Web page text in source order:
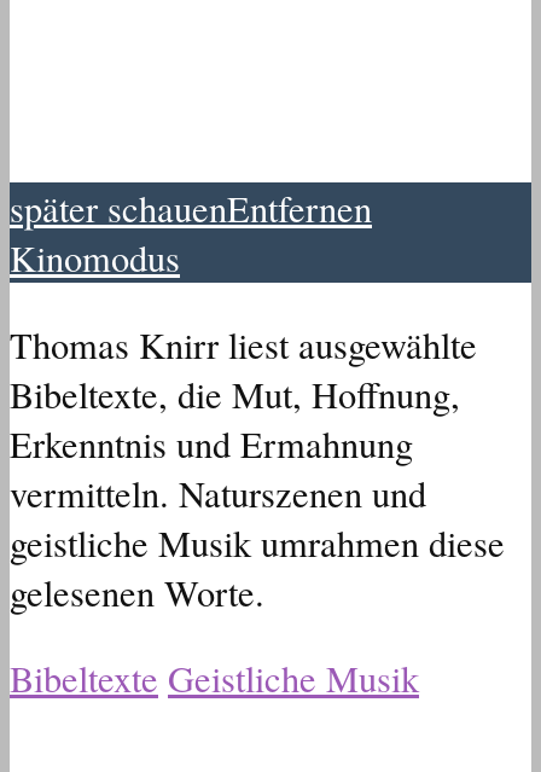
später schauenEntfernen
Kinomodus
Thomas Knirr liest ausgewählte
Bibeltexte, die Mut, Hoffnung,
Erkenntnis und Ermahnung
vermitteln. Naturszenen und
geistliche Musik umrahmen diese
gelesenen Worte.
Bibeltexte Geistliche Musik